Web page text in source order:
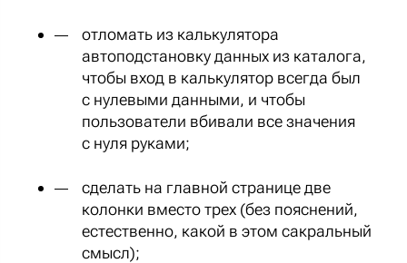
отломать из калькулятора
автоподстановку данных из каталога,
чтобы вход в калькулятор всегда был
с нулевыми данными, и чтобы
пользователи вбивали все значения
с нуля руками;
сделать на главной странице две
колонки вместо трех (без пояснений,
естественно, какой в этом сакральный
смысл);